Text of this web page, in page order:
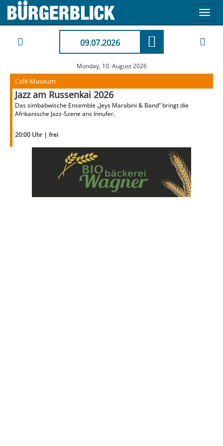
09.07.2026
Monday, 10. August 2026
Café Museum
Jazz am Russenkai 2026
Das simbabwische Ensemble „Jeys Marabini & Band“ bringt die
Afrikanische Jazz-Szene ans Innufer.
20:00 Uhr | frei